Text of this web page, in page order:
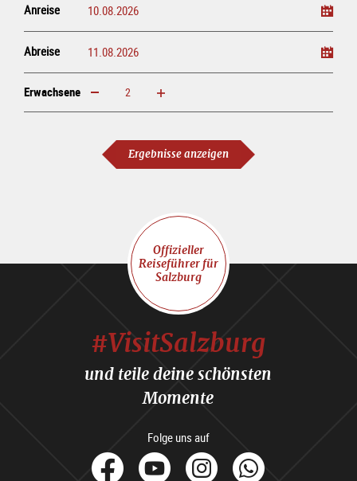
Anreise
Abreise
Erwachsene erhöhen verringern
Ergebnisse anzeigen
Offizieller
Reiseführer für
Salzburg
#VisitSalzburg
und teile deine schönsten
Momente
Folge uns auf
facebook
YoutubeInstagram